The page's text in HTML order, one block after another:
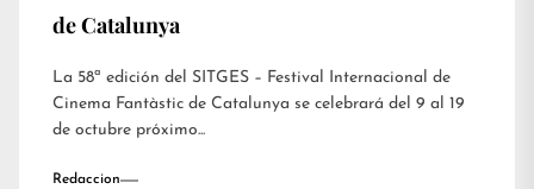
de Catalunya
La 58ª edición del SITGES – Festival Internacional de
Cinema Fantàstic de Catalunya se celebrará del 9 al 19
de octubre próximo...
Redaccion